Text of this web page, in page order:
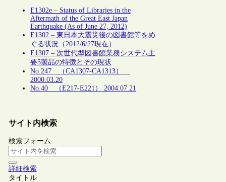
E1302e – Status of Libraries in the
Aftermath of the Great East Japan
Earthquake (As of June 27, 2012)
E1302 – 東日本大震災後の図書館等をめ
ぐる状況（2012/6/27現在）
E1307 – 次世代型図書館業務システム主
要5製品の特徴とその現状
No.247 （CA1307-CA1313）
2000.03.20
No.40 （E217-E221） 2004.07.21
サイト内検索
検索フォーム
詳細検索
タイトル